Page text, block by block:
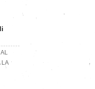
AL
LA